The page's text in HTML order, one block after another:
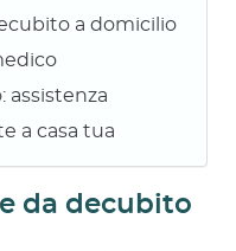
a domicilio
assistenza
a casa tua
da decubito